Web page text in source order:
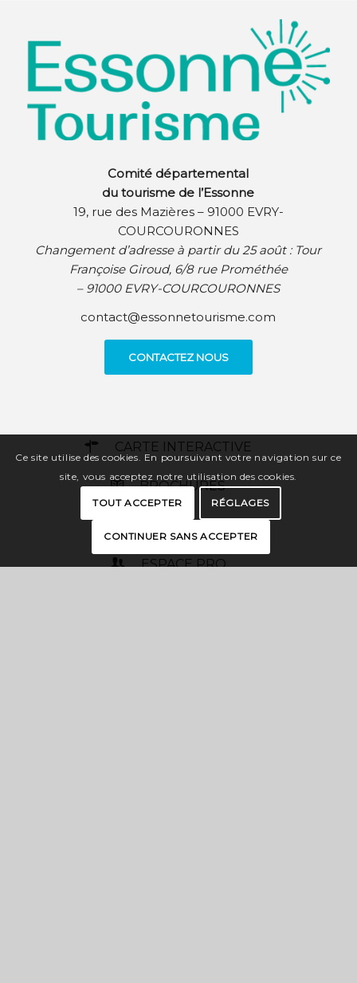
Comité départemental
du tourisme de l’Essonne
19, rue des Mazières – 91000 EVRY-
COURCOURONNES
Changement d’adresse à partir du 25 août : Tour
Françoise Giroud, 6/8 rue Prométhée
– 91000 EVRY-COURCOURONNES
contact@essonnetourisme.com
CONTACTEZ NOUS
CARTE INTERACTIVE
BROCHURES
PRESSE
ESPACE PRO
Ce site utilise des cookies. En poursuivant votre navigation sur ce
site, vous acceptez notre utilisation des cookies.
TOUT ACCEPTER RÉGLAGES
CONTINUER SANS ACCEPTER